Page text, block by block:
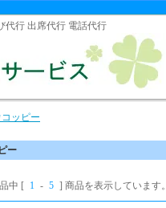
代行 出席代行 電話代行
コッピー
ー
中 [ 1 - 5 ] 商品を表示しています。